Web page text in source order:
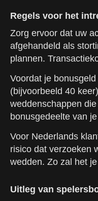
Regels voor het
Zorg ervoor dat uw
afgehandeld als
plannen.
Voordat je
(bijvoorbeeld 40
weddenschappen
bonusgedeelte van
Voor Nederlands
risico dat verzoeken
wedden. Zo zal het
Uitleg van